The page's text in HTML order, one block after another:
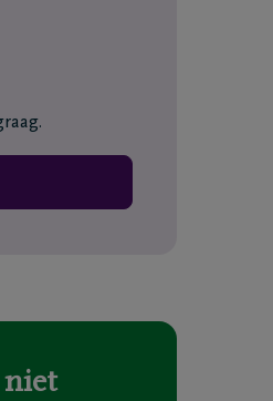
niet